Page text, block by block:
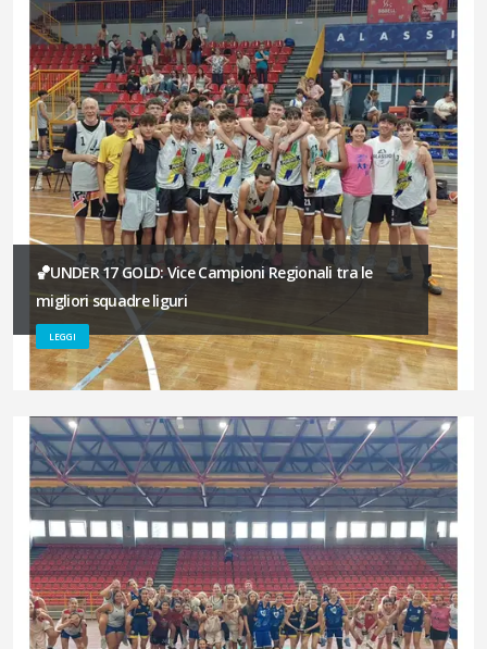
🏀UNDER 17 GOLD: Vice Campioni Regionali tra le
migliori squadre liguri
LEGGI